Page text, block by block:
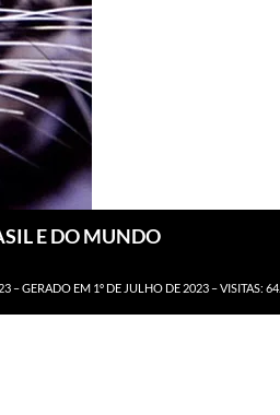
E DO MUNDO
– GERADO EM 1º DE JULHO DE 2023 – VISITAS: